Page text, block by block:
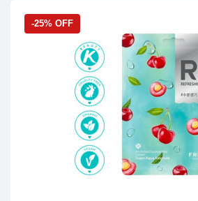
-25% OFF